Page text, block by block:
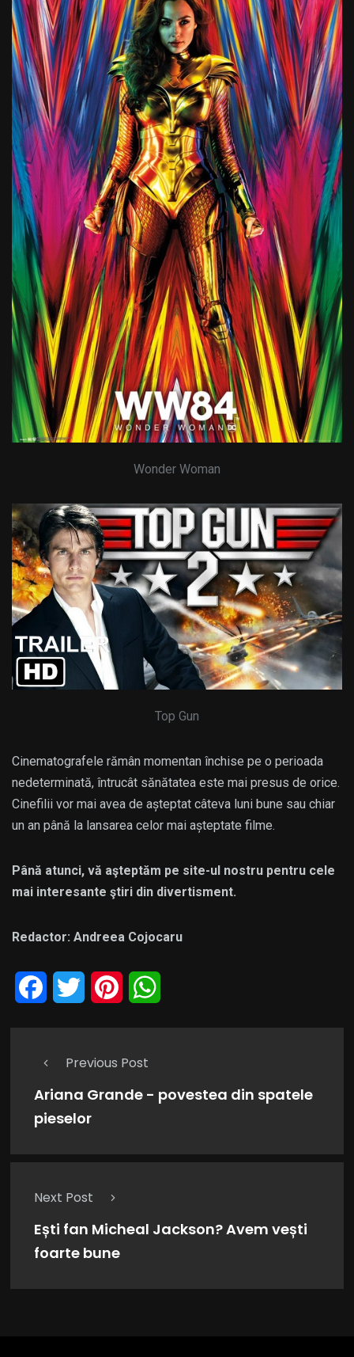
Wonder Woman
Top Gun
Cinematografele rămân momentan închise pe o perioada
nedeterminată, întrucât sănătatea este mai presus de orice.
Cinefilii vor mai avea de așteptat câteva luni bune sau chiar
un an până la lansarea celor mai așteptate filme.
Până atunci, vă aşteptăm pe site-ul nostru pentru cele
mai interesante ştiri din divertisment.
Redactor: Andreea Cojocaru
Facebook
Twitter Pinterest
Previous Post
Ariana Grande - povestea din spatele
pieselor
Next Post
Ești fan Micheal Jackson? Avem vești
foarte bune